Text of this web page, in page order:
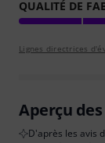
QUALITÉ DE
Lignes directrices
Aperçu
D'après les avis